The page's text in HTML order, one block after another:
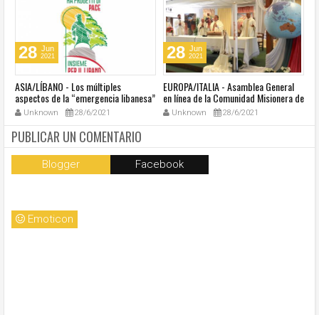
28 Jun
2021
ASIA/LÍBANO - Los múltiples
aspectos de la “emergencia libanesa”
al centro de la cumbre eclesial
convocada por el Papa Francisco
Unknown 28/6/2021
28 Jun
2021
EUROPA/ITALIA - Asamblea General
en línea de la Comunidad Misionera de
Villaregia
Unknown 28/6/2021
PUBLICAR UN COMENTARIO
Blogger Facebook
Emoticon